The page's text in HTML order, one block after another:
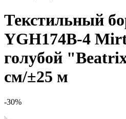
Текстильный
YGH174B-4
голубой
см/±25 м
-30%